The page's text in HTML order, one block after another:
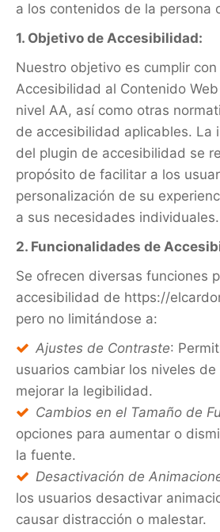
a los contenidos de la persona
1. Objetivo de Accesibilidad:
Nuestro objetivo es cumplir
Accesibilidad al Contenido Web
nivel AA, así como otras
de accesibilidad aplicables. La
del plugin de accesibilidad se
propósito de facilitar a los
personalización de su
a sus necesidades individuales.
2. Funcionalidades de
Se ofrecen diversas funciones
accesibilidad de https://
pero no limitándose a:
Ajustes de Contraste:
usuarios cambiar los niveles
mejorar la legibilidad.
Cambios en el Tamaño de
opciones para aumentar o
la fuente.
Desactivación de
los usuarios desactivar
causar distracción o malestar.